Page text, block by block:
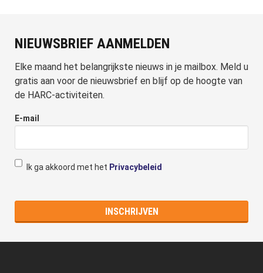
NIEUWSBRIEF AANMELDEN
Elke maand het belangrijkste nieuws in je mailbox. Meld u
gratis aan voor de nieuwsbrief en blijf op de hoogte van
de HARC-activiteiten.
E-mail
Ik ga akkoord met het Privacybeleid